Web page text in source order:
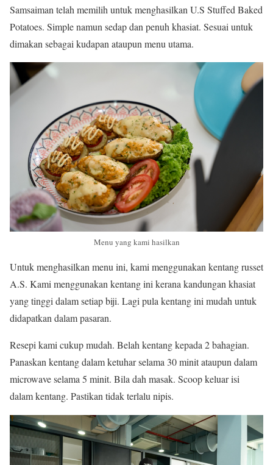
Samsaiman telah memilih untuk menghasilkan U.S Stuffed Baked
Potatoes. Simple namun sedap dan penuh khasiat. Sesuai untuk
dimakan sebagai kudapan ataupun menu utama.
Menu yang kami hasilkan
Untuk menghasilkan menu ini, kami menggunakan kentang russet
A.S. Kami menggunakan kentang ini kerana kandungan khasiat
yang tinggi dalam setiap biji. Lagi pula kentang ini mudah untuk
didapatkan dalam pasaran.
Resepi kami cukup mudah. Belah kentang kepada 2 bahagian.
Panaskan kentang dalam ketuhar selama 30 minit ataupun dalam
microwave selama 5 minit. Bila dah masak. Scoop keluar isi
dalam kentang. Pastikan tidak terlalu nipis.